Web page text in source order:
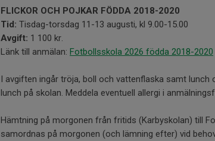
FLICKOR OCH POJKAR FÖDDA 2018-2020
Tid: Tisdag-torsdag 11-13 augusti, kl 9.00-15.00
Avgift: 1 100 kr.
Länk till anmälan: Fotbollsskola 2026 födda 2018-2020
I avgiften ingår tröja, boll och vattenflaska samt lunch
lunch på skolan. Meddela eventuell allergi i
Hämtning på morgonen från fritids (Karbyskolan) till
samordnas på morgonen (och lämning efter) vid